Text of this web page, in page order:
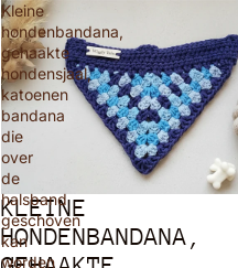
Kleine
hondenbandana,
gehaakte
hondensjaal,
katoenen
bandana
die
over
de
halsband
geschoven
kan
worden
KLEINE
HONDENBANDANA,